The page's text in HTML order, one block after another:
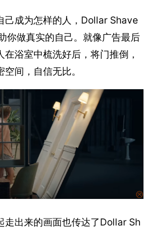
己成为怎样的人，Dollar Shave
你做真实的自己。就像广告最后
在浴室中梳洗好后，将门推倒，
间，自信无比。
走出来的画面也传达了Dollar Sh